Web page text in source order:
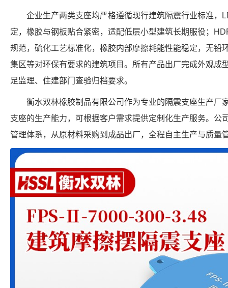
企业生产两类支座均严格遵循现行建筑隔震行业标准，
定，橡胶与钢板贴合紧密，适配低层小型建筑长期服役；
规范，硫化工艺标准化，橡胶内部摩擦耗能性能稳定，无铅
集区等对环保有要求的建筑项目。所有产品出厂完成外观成
足监理、住建部门查验归档要求。
衡水双林橡胶制品有限公司作为专业的隔震支座生产厂
支座的生产能力，可根据客户需求提供定制化生产服务。公
管理体系，从原材料采购到成品出厂，全程自主生产与质量